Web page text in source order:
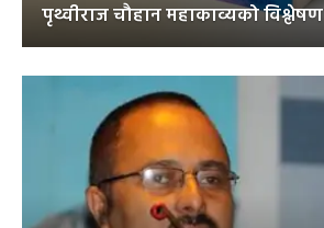
पृथ्वीराज चौहान महाकाव्यको विश्लेषण